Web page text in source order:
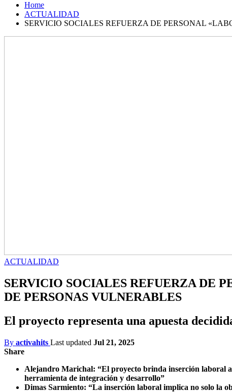
Home
ACTUALIDAD
SERVICIO SOCIALES REFUERZA DE PERSONAL
ACTUALIDAD
SERVICIO SOCIALES REFUERZA DE
DE PERSONAS VULNERABLES
El proyecto representa una apuesta
By activahits Last updated Jul 21, 2025
Share
Alejandro Marichal: “El proyecto brinda inserción laboral a
herramienta de integración y desarrollo”
Dimas Sarmiento: “La inserción laboral implica no solo la